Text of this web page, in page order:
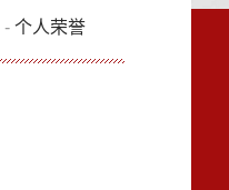
-个人荣誉